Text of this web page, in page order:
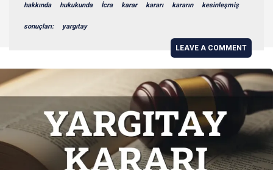
hakkında hukukunda İcra karar kararı kararın kesinleşmiş
sonuçları: yargıtay
LEAVE A COMMENT